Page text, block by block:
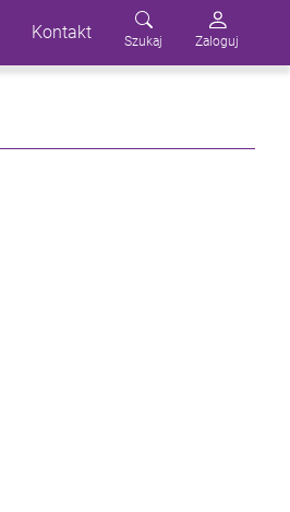
Kontakt Szukaj Zaloguj